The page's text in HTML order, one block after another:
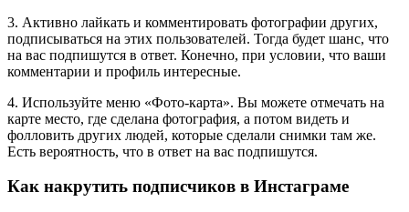
3. Активно лайкать и комментировать фотографии других,
подписываться на этих пользователей. Тогда будет шанс, что
на вас подпишутся в ответ. Конечно, при условии, что ваши
комментарии и профиль интересные.
4. Используйте меню «Фото-карта». Вы можете отмечать на
карте место, где сделана фотография, а потом видеть и
фолловить других людей, которые сделали снимки там же.
Есть вероятность, что в ответ на вас подпишутся.
Как накрутить подписчиков в Инстаграме